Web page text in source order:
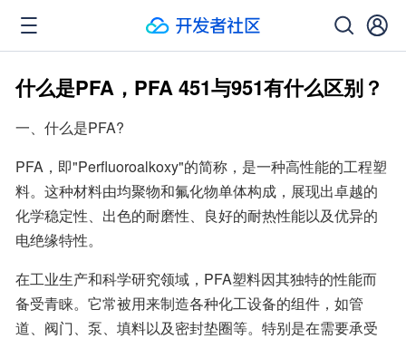
什么是PFA，PFA 451与951有什么区别？
一、什么是PFA?
PFA，即"Perfluoroalkoxy"的简称，是一种高性能的工程塑
料。这种材料由均聚物和氟化物单体构成，展现出卓越的
化学稳定性、出色的耐磨性、良好的耐热性能以及优异的
电绝缘特性。
在工业生产和科学研究领域，PFA塑料因其独特的性能而
备受青睐。它常被用来制造各种化工设备的组件，如管
道、阀门、泵、填料以及密封垫圈等。特别是在需要承受